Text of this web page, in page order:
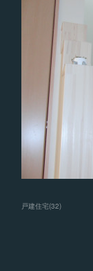
戸建住宅(32)